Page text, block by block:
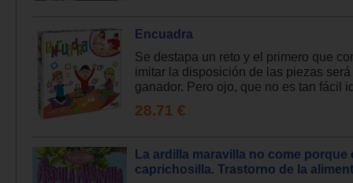
Encuadra
Se destapa un reto y el primero que
imitar la disposición de las piezas
ganador. Pero ojo, que no es tan fácil
28.71 €
La ardilla maravilla no come porque
caprichosilla. Trastorno de la